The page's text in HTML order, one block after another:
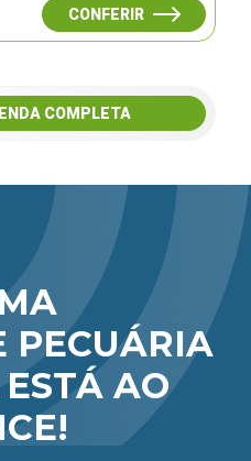
CONFERIR
COMPLETA
PECUÁRIA
AO